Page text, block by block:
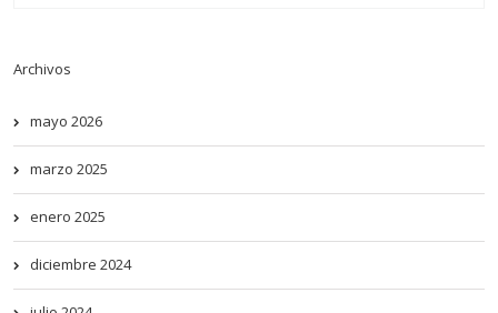
Archivos
mayo 2026
marzo 2025
enero 2025
diciembre 2024